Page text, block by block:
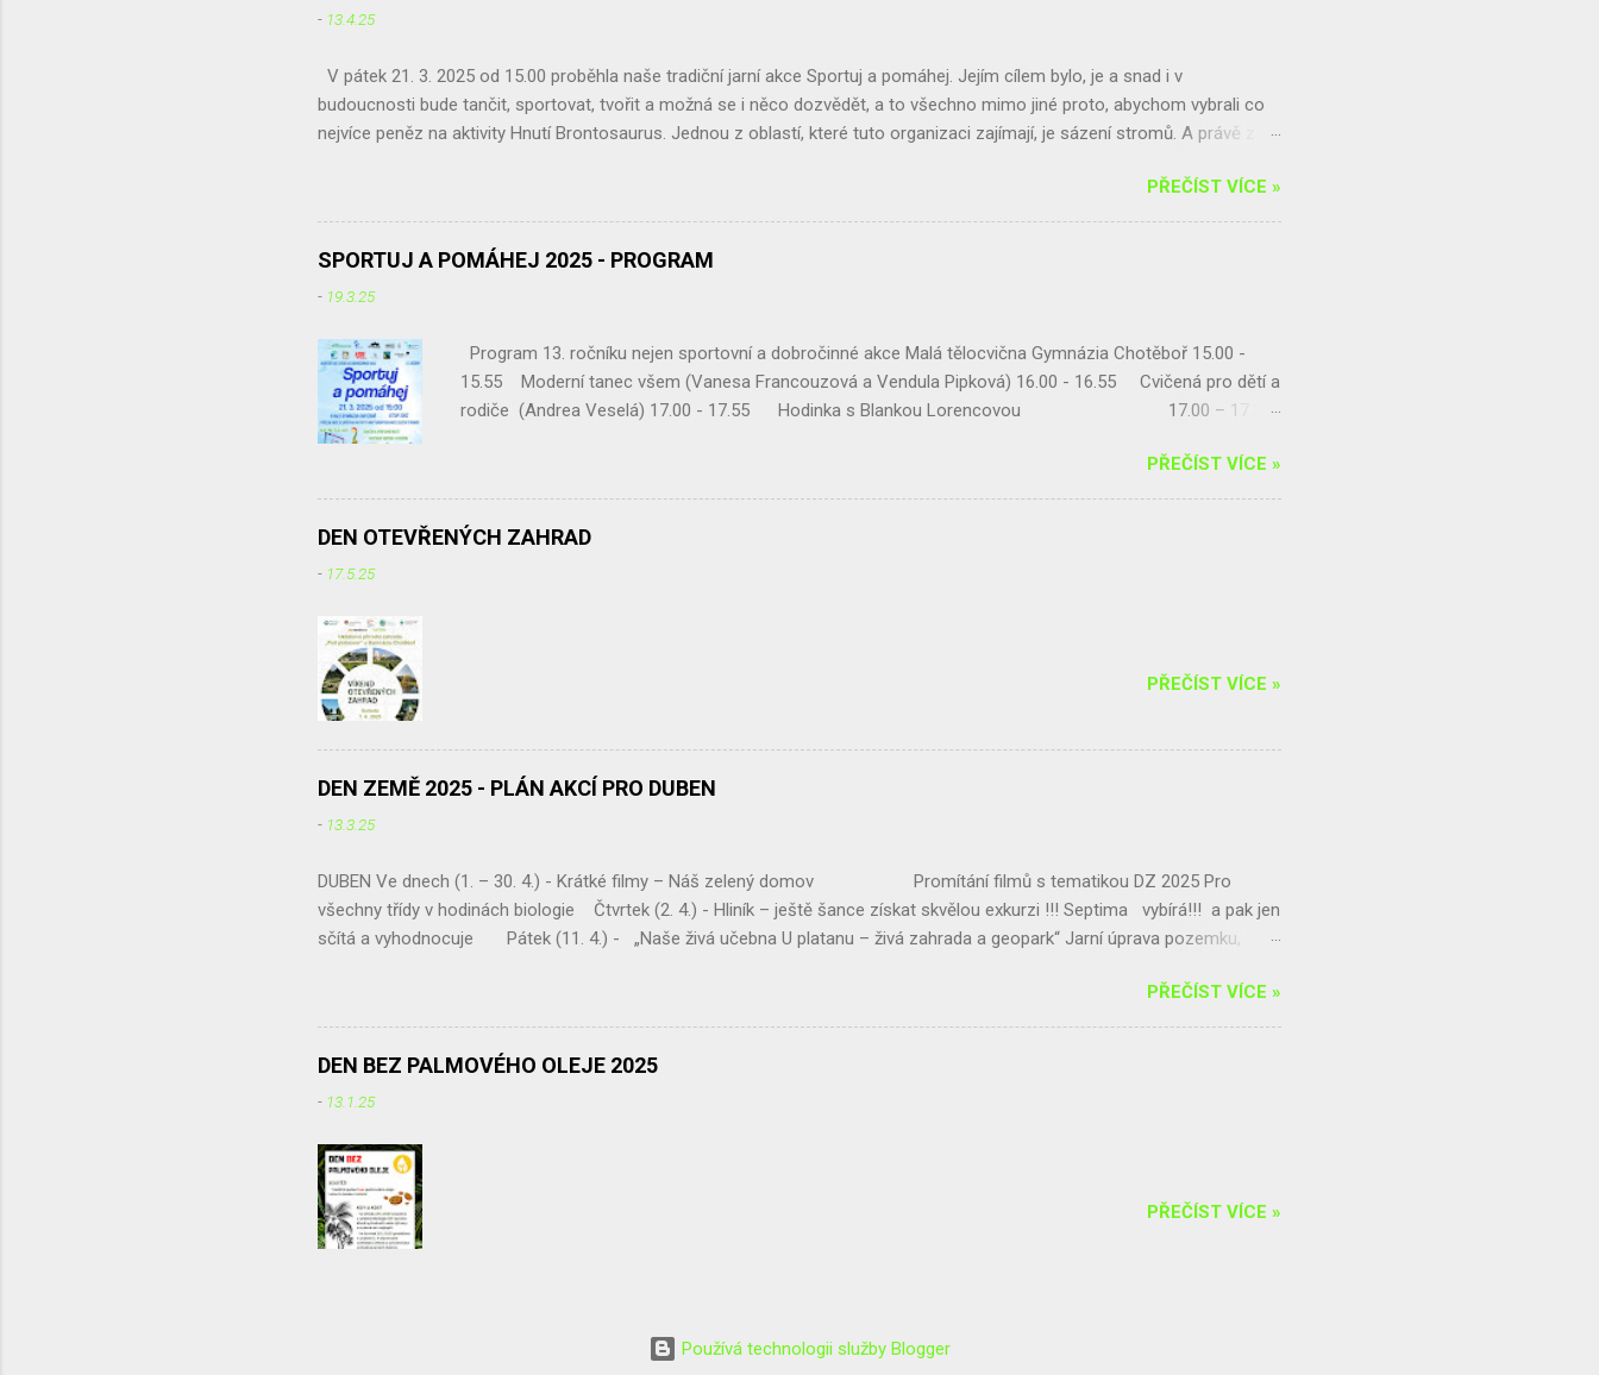
- 13.4.25
V pátek 21. 3. 2025 od 15.00 proběhla naše tradiční jarní akce Sportuj a pomáhej. Jejím cílem bylo, je a snad i v
budoucnosti bude tančit, sportovat, tvořit a možná se i něco dozvědět, a to všechno mimo jiné proto, abychom vybrali co
nejvíce peněz na aktivity Hnutí Brontosaurus. Jednou z oblastí, které tuto organizaci zajímají, je sázení stromů. A právě zde
Café jsme získali a odeslali 12 826 Kč. Děkujeme moc. Našimi dlouhodobými a velmi důležitými partnery jsou paní uklízečky
a pan školník, kteří ochotně připraví a zajistí, co je potřeba. Bez jejich podpory bychom tuto akci nemohli organizovat.
Děkujeme. Hlavními organizátory jsou desítky členek a členů Ekoklubu Gymnázia Chotěboř a školní skupiny AI. Pletení
v přehazované...
PŘEČÍST VÍCE »
SPORTUJ A POMÁHEJ 2025 - PROGRAM
- 19.3.25
Program 13. ročníku nejen sportovní a dobročinné akce Malá tělocvična Gymnázia Chotěboř 15.00 -
15.55 Moderní tanec všem (Vanesa Francouzová a Vendula Pipková) 16.00 - 16.55 Cvičená pro dětí a
rodiče (Andrea Veselá) 17.00 - 17.55 Hodinka s Blankou Lorencovou 17.00 – 17.30
Křivohlavou 19.00 – 19.55 Zatancuj si s TJ Alexis (Vanesa Dibelková, Kristýna Kohoutová) 20.00 –
20.55 Salsa casino ( Víťa Kučera ) V době od 14.30 hodin Vám bude k dispozici horolezec...
PŘEČÍST VÍCE »
DEN OTEVŘENÝCH ZAHRAD
- 17.5.25
PŘEČÍST VÍCE »
DEN ZEMĚ 2025 - PLÁN AKCÍ PRO DUBEN
- 13.3.25
DUBEN Ve dnech (1. – 30. 4.) - Krátké filmy – Náš zelený domov Promítání filmů s tematikou DZ 2025 Pro
všechny třídy v hodinách biologie Čtvrtek (2. 4.) - Hliník – ještě šance získat skvělou exkurzi !!! Septima vybírá!!! a pak jen
sčítá a vyhodnocuje Pátek (11. 4.) - „Naše živá učebna U platanu – živá zahrada a geopark“ Jarní úprava pozemku,
exkurze - projekt „ Čistou Vysočinou“ Úklid podél komunikace Chotěboř – Bílek, Tůně u Chotěboře a okolí p. dohled: Mgr.
Irena Žáková Pro třídu – Kvarta ...
PŘEČÍST VÍCE »
DEN BEZ PALMOVÉHO OLEJE 2025
- 13.1.25
PŘEČÍST VÍCE »
Používá technologii služby Blogger